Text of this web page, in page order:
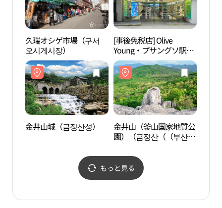
久瑞オシゲ市場（구서
오시게시장）
[事後免税店] Olive
Young・プサングソ駅店
(올리브영 부산구서역점)
金井山城（금정산성）
金井山（釜山国家地質公
園）（금정산（（부산
もっと見る